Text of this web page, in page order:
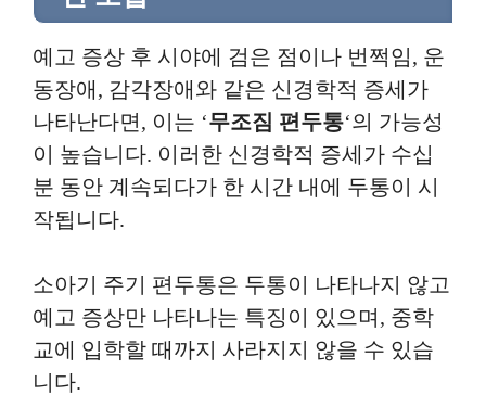
예고 증상 후 시야에 검은 점이나 번쩍임, 운
동장애, 감각장애와 같은 신경학적 증세가
나타난다면, 이는 ‘무조짐 편두통‘의 가능성
이 높습니다. 이러한 신경학적 증세가 수십
분 동안 계속되다가 한 시간 내에 두통이 시
작됩니다.
소아기 주기 편두통은 두통이 나타나지 않고
예고 증상만 나타나는 특징이 있으며, 중학
교에 입학할 때까지 사라지지 않을 수 있습
니다.